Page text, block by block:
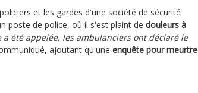
et les gardes d'une société de sécurité
poste de police, où il s'est plaint de douleurs à
a été appelée, les ambulanciers ont déclaré le
ajoutant qu'une enquête pour meurtre